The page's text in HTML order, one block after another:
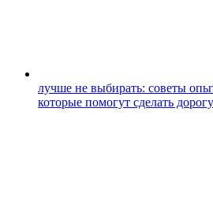
лучше не выбирать: советы
которые помогут сделать